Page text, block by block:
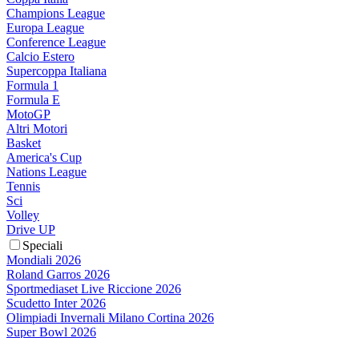
Champions League
Europa League
Conference League
Calcio Estero
Supercoppa Italiana
Formula 1
Formula E
MotoGP
Altri Motori
Basket
America's Cup
Nations League
Tennis
Sci
Volley
Drive UP
Speciali
Mondiali 2026
Roland Garros 2026
Sportmediaset Live Riccione 2026
Scudetto Inter 2026
Olimpiadi Invernali Milano Cortina 2026
Super Bowl 2026